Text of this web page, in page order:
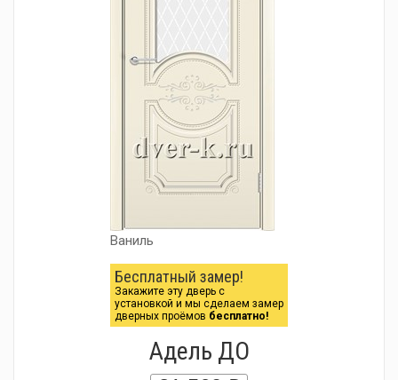
Ваниль
Бесплатный замер!
Закажите эту дверь с
установкой и мы сделаем замер
дверных проёмов бесплатно!
Адель ДО